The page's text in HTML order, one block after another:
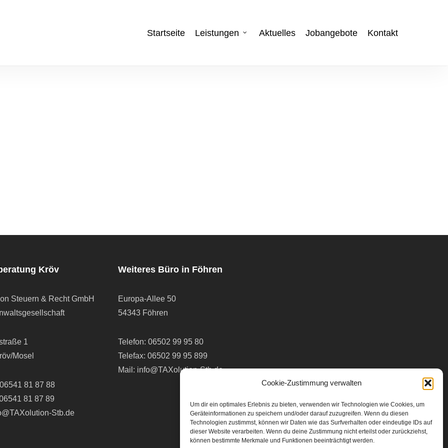
Cookie-Zustimmung verwalten
Um dir ein optimales Erlebnis zu bieten, verwenden wir Technologien wie Cookies, um
Geräteinformationen zu speichern und/oder darauf zuzugreifen. Wenn du diesen
Technologien zustimmst, können wir Daten wie das Surfverhalten oder eindeutige IDs auf
dieser Website verarbeiten. Wenn du deine Zustimmung nicht erteilst oder zurückziehst,
können bestimmte Merkmale und Funktionen beeinträchtigt werden.
Startseite Leistungen Aktuelles Jobangebote Kontakt
Kröv
Steuern & Recht GmbH
1
Mosel
06541 81 87 88
81 87 89
Stb.de
Weiteres Büro in Föhren
Europa-Allee 50
54343 Föhren
Telefon: 06502 99 95 80
Telefax: 06502 99 95 899
Mail: info@TAXolution-Stb.de